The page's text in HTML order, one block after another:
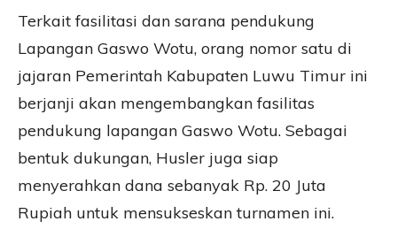
Terkait fasilitasi dan sarana pendukung
Lapangan Gaswo Wotu, orang nomor satu di
jajaran Pemerintah Kabupaten Luwu Timur ini
berjanji akan mengembangkan fasilitas
pendukung lapangan Gaswo Wotu. Sebagai
bentuk dukungan, Husler juga siap
menyerahkan dana sebanyak Rp. 20 Juta
Rupiah untuk mensukseskan turnamen ini.